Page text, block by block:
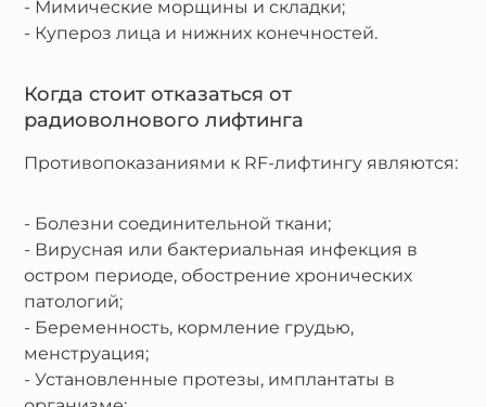
Мимические морщины и складки;
Купероз лица и нижних конечностей.
Когда стоит отказаться от
радиоволнового лифтинга
Противопоказаниями к RF-лифтингу являются:
Болезни соединительной ткани;
Вирусная или бактериальная инфекция в
остром периоде, обострение хронических
патологий;
Беременность, кормление грудью,
менструация;
Установленные протезы, имплантаты в